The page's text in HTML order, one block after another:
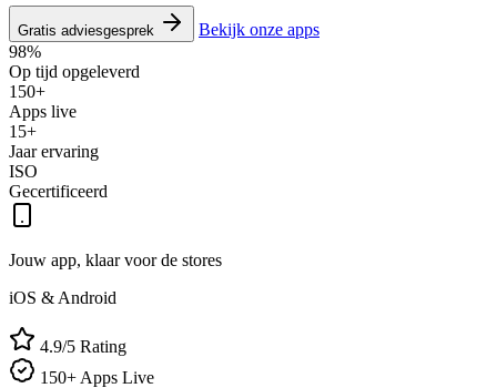
Gratis adviesgesprek
Bekijk onze apps
98%
Op tijd opgeleverd
150+
Apps live
15+
Jaar ervaring
ISO
Gecertificeerd
Jouw app, klaar voor de stores
iOS & Android
4.9/5 Rating
150+ Apps Live